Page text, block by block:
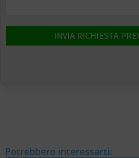
INVIA RICHIESTA
Potrebbero interessarti: